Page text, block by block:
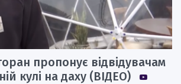
пропонує відвідувачам
кулі на даху (ВІДЕО)